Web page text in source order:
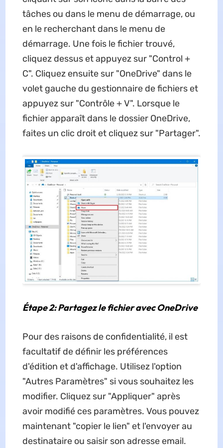
tâches ou dans le menu de démarrage, ou
en le recherchant dans le menu de
démarrage. Une fois le fichier trouvé,
cliquez dessus et appuyez sur "Control +
C". Cliquez ensuite sur "OneDrive" dans le
volet gauche du gestionnaire de fichiers et
appuyez sur "Contrôle + V". Lorsque le
fichier apparaît dans le dossier OneDrive,
faites un clic droit et cliquez sur "Partager".
Étape 2: Partagez le fichier avec OneDrive
Pour des raisons de confidentialité, il est
facultatif de définir les préférences
d'édition et d'affichage. Utilisez l'option
"Autres Paramètres" si vous souhaitez les
modifier. Cliquez sur "Appliquer" après
avoir modifié ces paramètres. Vous pouvez
maintenant "copier le lien" et l'envoyer au
destinataire ou saisir son adresse email.